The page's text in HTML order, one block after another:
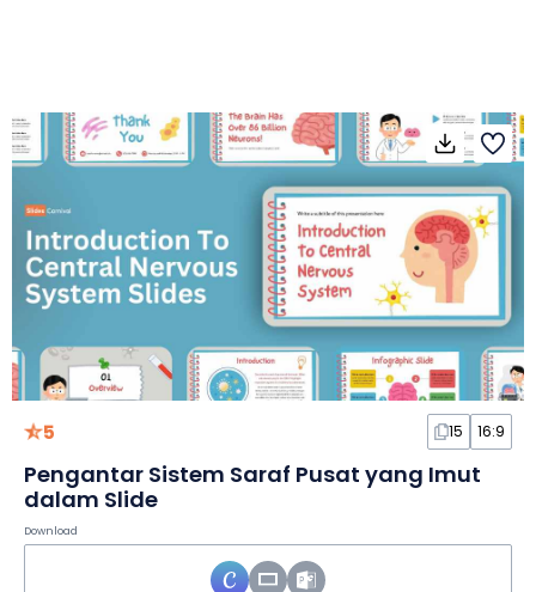
5 15 16:9
Pengantar Sistem Saraf Pusat yang Imut
dalam Slide
Download